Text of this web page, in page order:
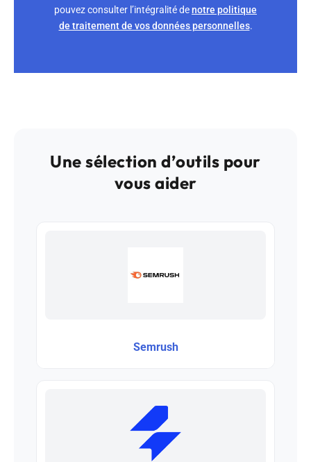
pouvez consulter l’intégralité denotre politique
de traitement de vos données personnelles.
Une sélection d’outils pour
vous aider
Semrush